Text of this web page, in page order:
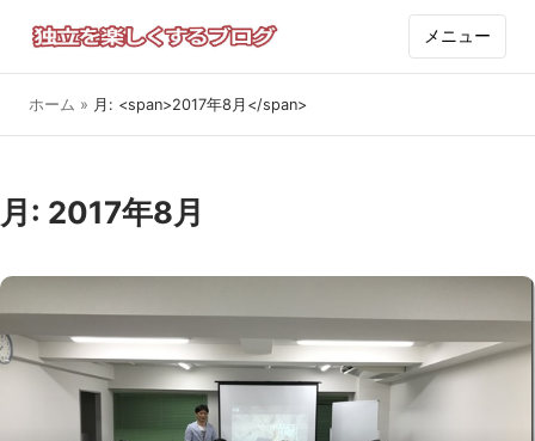
メニュー
ホーム » 月: <span>2017年8月</span>
月: 2017年8月